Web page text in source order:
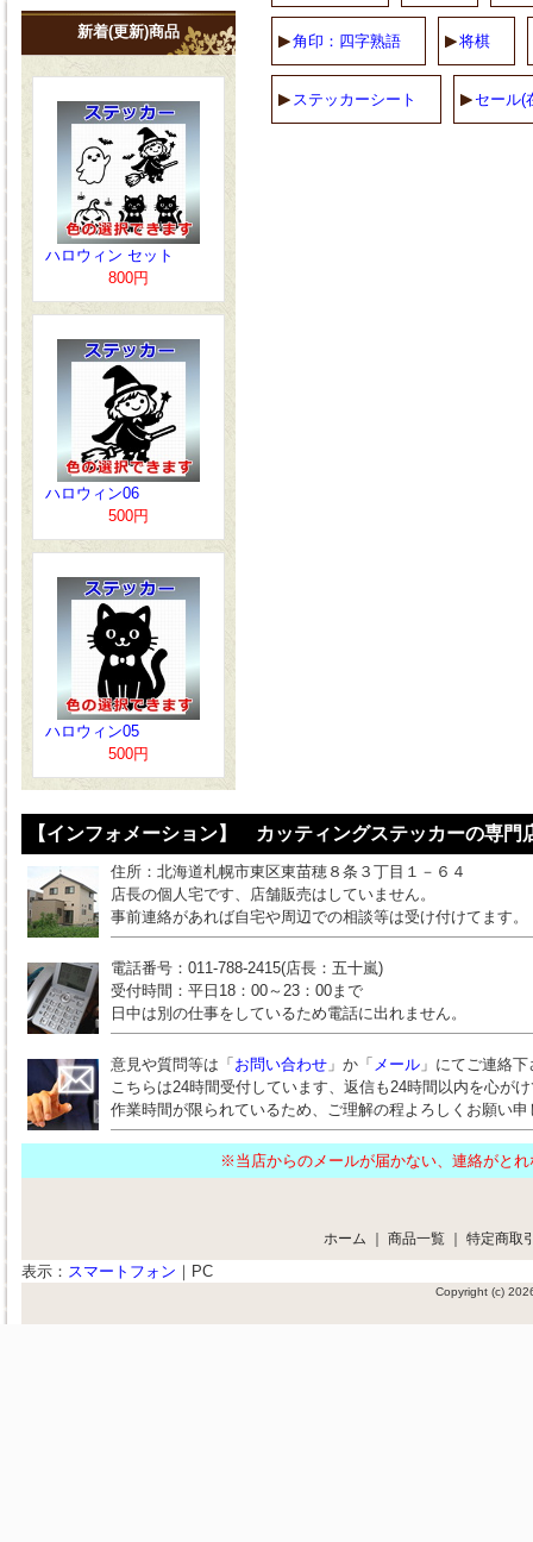
角印：四字熟語 将棋
ステッカーシート セール(
新着(更新)商品
ハロウィン セット
800円
ハロウィン06
500円
ハロウィン05
500円
【インフォメーション】 カッティングステッカーの専門
住所：北海道札幌市東区東苗穂８条３丁目１－６４
店長の個人宅です、店舗販売はしていません。
事前連絡があれば自宅や周辺での相談等は受け付けてます。
電話番号：011-788-2415(店長：五十嵐)
受付時間：平日18：00～23：00まで
日中は別の仕事をしているため電話に出れません。
意見や質問等は「 お問い合わせ 」か「 メール 」にてご連絡
こちらは24時間受付しています、返信も24時間以内を心が
作業時間が限られているため、ご理解の程よろしくお願い申
※当店からのメールが届かない、連絡が
ホーム ｜ 商品一覧 ｜ 特定商取
表示： スマートフォン ｜ PC
Copyright (c)